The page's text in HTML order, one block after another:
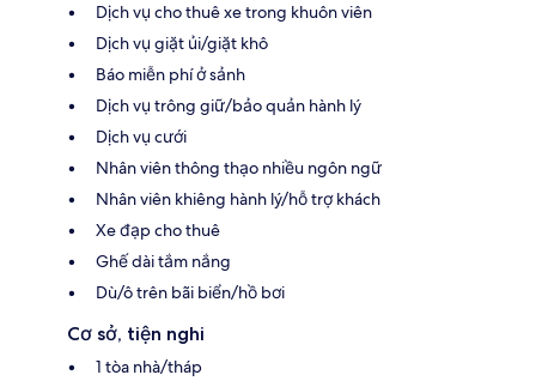
Dịch vụ cho thuê xe trong khuôn viên
Dịch vụ giặt ủi/giặt khô
Báo miễn phí ở sảnh
Dịch vụ trông giữ/bảo quản hành lý
Dịch vụ cưới
Nhân viên thông thạo nhiều ngôn ngữ
Nhân viên khiêng hành lý/hỗ trợ khách
Xe đạp cho thuê
Ghế dài tắm nắng
Dù/ô trên bãi biển/hồ bơi
Cơ sở, tiện nghi
1 tòa nhà/tháp